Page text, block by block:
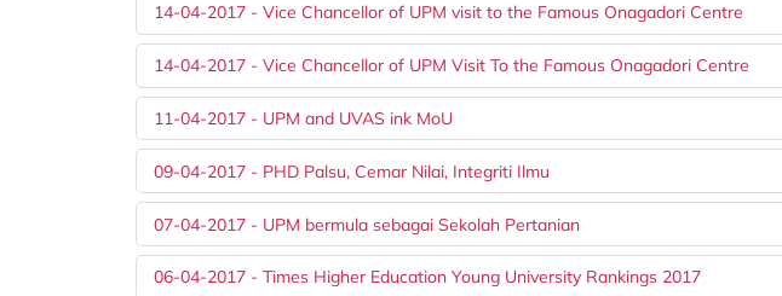
14-04-2017 - Vice Chancellor of UPM visit to the Famous Onagadori Centre
14-04-2017 - Vice Chancellor of UPM Visit To the Famous Onagadori Centre
11-04-2017 - UPM and UVAS ink MoU
09-04-2017 - PHD Palsu, Cemar Nilai, Integriti Ilmu
07-04-2017 - UPM bermula sebagai Sekolah Pertanian
06-04-2017 - Times Higher Education Young University Rankings 2017